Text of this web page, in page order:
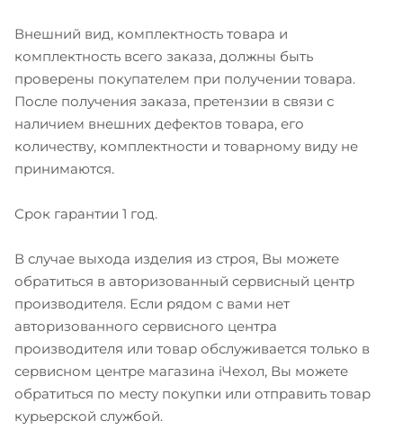
Внешний вид, комплектность товара и
комплектность всего заказа, должны быть
проверены покупателем при получении товара.
После получения заказа, претензии в связи с
наличием внешних дефектов товара, его
количеству, комплектности и товарному виду не
принимаются.
Срок гарантии 1 год.
В случае выхода изделия из строя, Вы можете
обратиться в авторизованный сервисный центр
производителя. Если рядом с вами нет
авторизованного сервисного центра
производителя или товар обслуживается только в
сервисном центре магазина iЧехол, Вы можете
обратиться по месту покупки или отправить товар
курьерской службой.